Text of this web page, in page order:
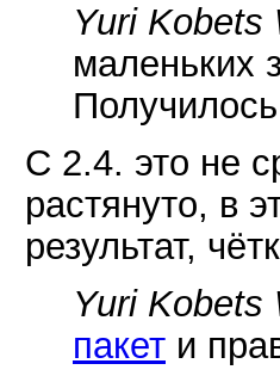
Yuri Kobets
маленьких
С 2.4. это не
растянуто, в
результат,
Yuri Kobets
пакет и